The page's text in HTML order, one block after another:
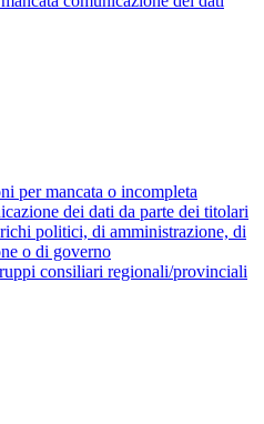
per mancata o incompleta
dei dati da parte dei titolari
politici, di amministrazione, di
o di governo
consiliari regionali/provinciali